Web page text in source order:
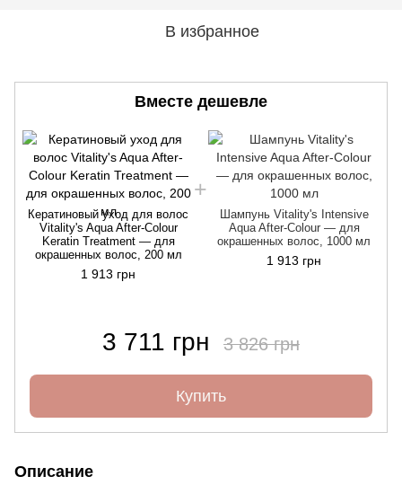
В избранное
Вместе дешевле
Кератиновый уход для волос
Vitality's Aqua After-Colour
Keratin Treatment — для
окрашенных волос, 200 мл
1 913 грн
Шампунь Vitality's Intensive
Aqua After-Colour — для
окрашенных волос, 1000 мл
1 913 грн
3 711 грн 3 826 грн
Купить
Описание